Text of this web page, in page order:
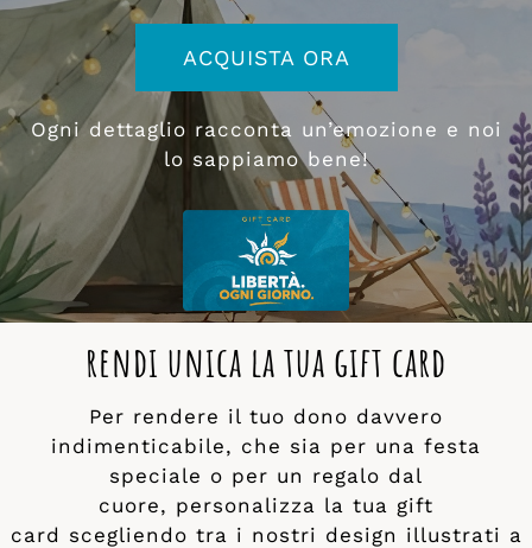
ACQUISTA ORA
Ogni dettaglio racconta un’emozione e noi
lo sappiamo bene!
rendi unica la tua gift card
Per rendere il tuo dono davvero
indimenticabile, che sia per una festa
speciale o per un regalo dal
cuore, personalizza la tua gift
card scegliendo tra i nostri design illustrati a